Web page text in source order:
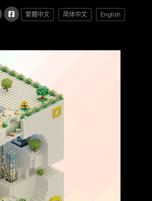
繁體中文 简体中文 English